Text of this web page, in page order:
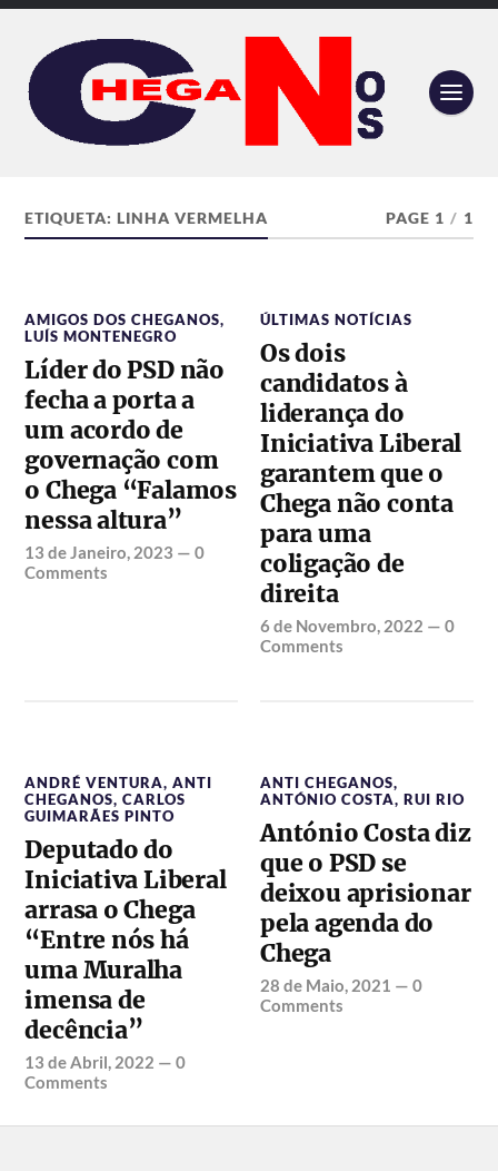
ETIQUETA:LINHA VERMELHA PAGE 1 / 1
AMIGOS DOS CHEGANOS,
LUÍS MONTENEGRO
Líder do PSD não
fecha a porta a
um acordo de
governação com
o Chega “Falamos
nessa altura”
13 de Janeiro, 2023 —0
Comments
ÚLTIMAS NOTÍCIAS
Os dois
candidatos à
liderança do
Iniciativa Liberal
garantem que o
Chega não conta
para uma
coligação de
direita
6 de Novembro, 2022 —0
Comments
ANDRÉ VENTURA,ANTI
CHEGANOS,CARLOS
GUIMARÃES PINTO
Deputado do
Iniciativa Liberal
arrasa o Chega
“Entre nós há
uma Muralha
imensa de
decência”
13 de Abril, 2022 —0
Comments
ANTI CHEGANOS,
ANTÓNIO COSTA,RUI RIO
António Costa diz
que o PSD se
deixou aprisionar
pela agenda do
Chega
28 de Maio, 2021 —0
Comments